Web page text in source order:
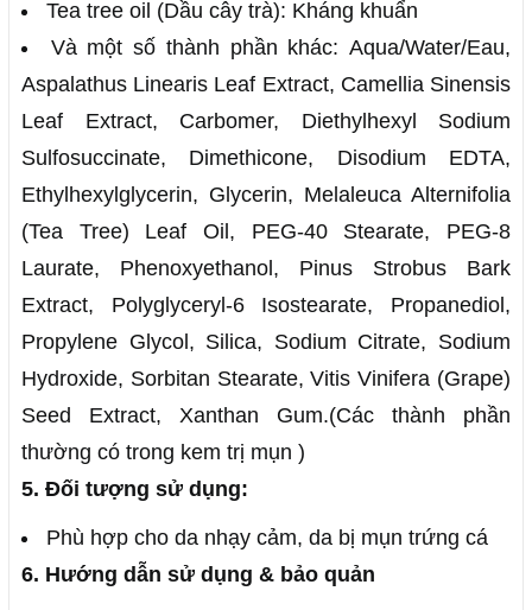
Tea tree oil (Dầu cây trà): Kháng khuẩn
Và một số thành phần khác: Aqua/Water/Eau,
Aspalathus Linearis Leaf Extract, Camellia Sinensis
Leaf Extract, Carbomer, Diethylhexyl Sodium
Sulfosuccinate, Dimethicone, Disodium EDTA,
Ethylhexylglycerin, Glycerin, Melaleuca Alternifolia
(Tea Tree) Leaf Oil, PEG-40 Stearate, PEG-8
Laurate, Phenoxyethanol, Pinus Strobus Bark
Extract, Polyglyceryl-6 Isostearate, Propanediol,
Propylene Glycol, Silica, Sodium Citrate, Sodium
Hydroxide, Sorbitan Stearate, Vitis Vinifera (Grape)
Seed Extract, Xanthan Gum.(Các thành phần
thường có trong kem trị mụn )
5. Đối tượng sử dụng:
Phù hợp cho da nhạy cảm, da bị mụn trứng cá
6. Hướng dẫn sử dụng & bảo quản